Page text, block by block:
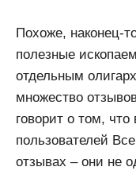
Похоже, наконец-
полезные
отдельным
множество
говорит о том,
пользователей
отзывах – они не